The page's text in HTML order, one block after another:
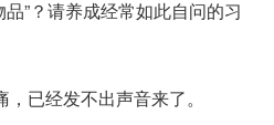
品”？请养成经常如此自问的习
已经发不出声音来了。